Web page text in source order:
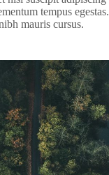
tempus egestas.
mauris cursus.